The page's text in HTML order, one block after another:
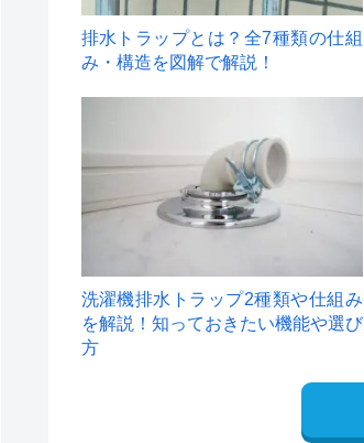
排水トラップとは？全7種類の仕組
み・構造を図解で解説！
洗濯機排水トラップ2種類や仕組み
を解説！知っておきたい機能や選び
方